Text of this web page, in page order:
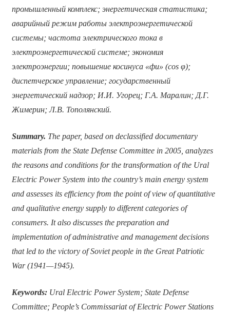
промышленный комплекс; энергетическая статистика;
аварийный режим работы электроэнергетической
системы; частота электрического тока в
электроэнергетической системе; экономия
электроэнергии; повышение косинуса «фи» (cos φ);
диспетчерское управление; государственный
энергетический надзор;И.И. Угорец; Г.А. Маралин; Д.Г.
Жимерин; Л.В. Тополянский.
Summary. The paper, based on declassified documentary
materials from the State Defense Committee in 2005, analyzes
the reasons and conditions for the transformation of the Ural
Electric Power System into the country’s main energy system
and assesses its efficiency from the point of view of quantitative
and qualitative energy supply to different categories of
consumers. It also discusses the preparation and
implementation of administrative and management decisions
that led to the victory of Soviet people in the Great Patriotic
War (1941—1945).
Keywords:Ural Electric Power System; State Defense
Committee; People’s Commissariat of Electric Power Stations